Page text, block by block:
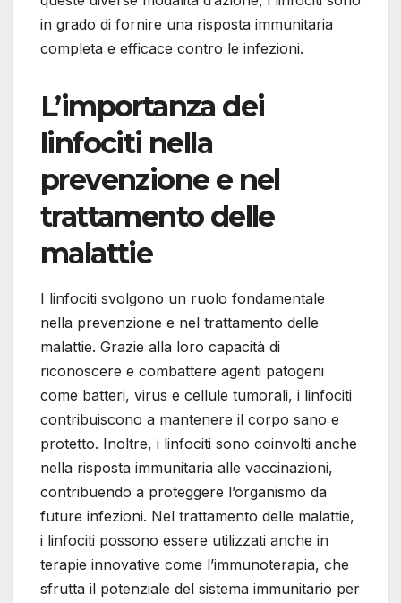
in grado di fornire una risposta immunitaria
completa e efficace contro le infezioni.
L’importanza dei
linfociti nella
prevenzione e nel
trattamento delle
malattie
I linfociti svolgono un ruolo fondamentale
nella prevenzione e nel trattamento delle
malattie. Grazie alla loro capacità di
riconoscere e combattere agenti patogeni
come batteri, virus e cellule tumorali, i linfociti
contribuiscono a mantenere il corpo sano e
protetto. Inoltre, i linfociti sono coinvolti anche
nella risposta immunitaria alle vaccinazioni,
contribuendo a proteggere l’organismo da
future infezioni. Nel trattamento delle malattie,
i linfociti possono essere utilizzati anche in
terapie innovative come l’immunoterapia, che
sfrutta il potenziale del sistema immunitario per